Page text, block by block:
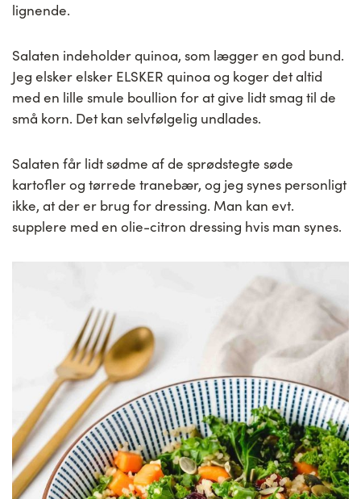
lignende.
Salaten indeholder quinoa, som lægger en god bund.
Jeg elsker elsker ELSKER quinoa og koger det altid
med en lille smule boullion for at give lidt smag til de
små korn. Det kan selvfølgelig undlades.
Salaten får lidt sødme af de sprødstegte søde
kartofler og tørrede tranebær, og jeg synes personligt
ikke, at der er brug for dressing. Man kan evt.
supplere med en olie-citron dressing hvis man synes.